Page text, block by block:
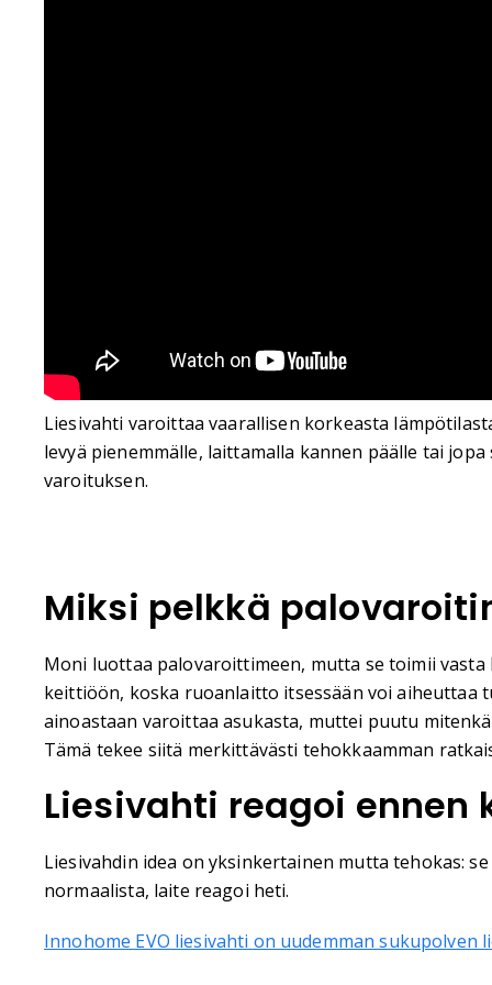
Liesivahti varoittaa vaarallisen korkeasta
levyä pienemmälle, laittamalla kannen päälle tai
varoituksen.
Miksi pelkkä
Moni luottaa palovaroittimeen, mutta se toimii
keittiöön, koska ruoanlaitto itsessään voi aiheuttaa
ainoastaan varoittaa asukasta, muttei puutu
Tämä tekee siitä merkittävästi tehokkaamman
Liesivahti reagoi
Liesivahdin idea on yksinkertainen mutta tehokas:
normaalista, laite reagoi heti.
Innohome EVO liesivahti on uudemman sukupolven